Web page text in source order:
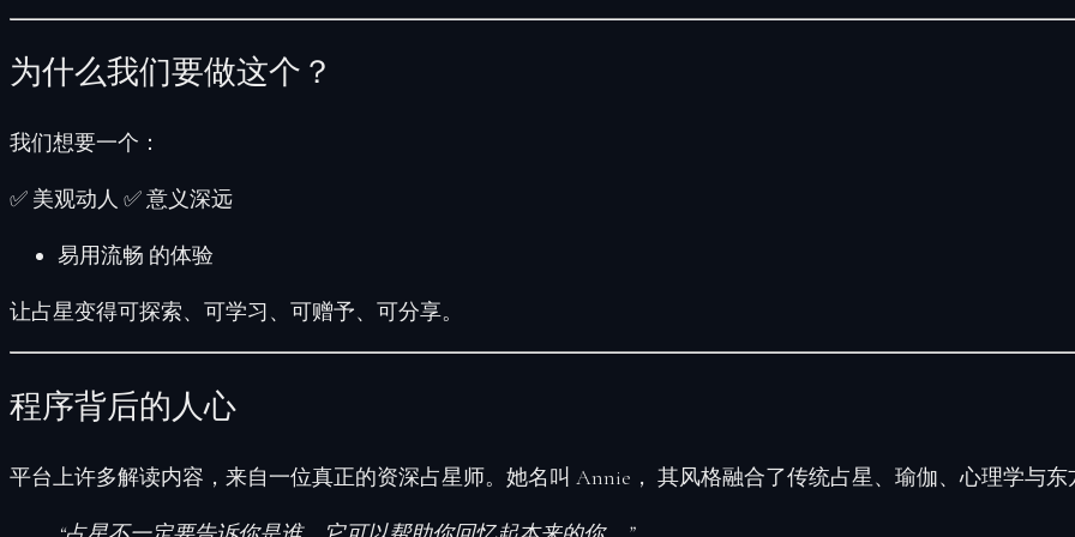
为什么我们要做这个？
我们想要一个：
✅ 美观动人 ✅ 意义深远
易用流畅 的体验
让占星变得可探索、可学习、可赠予、可分享。
程序背后的人心
平台上许多解读内容，来自一位真正的资深占星师。她名叫 Annie， 其风格融合了传统占星、瑜伽、心理学与东